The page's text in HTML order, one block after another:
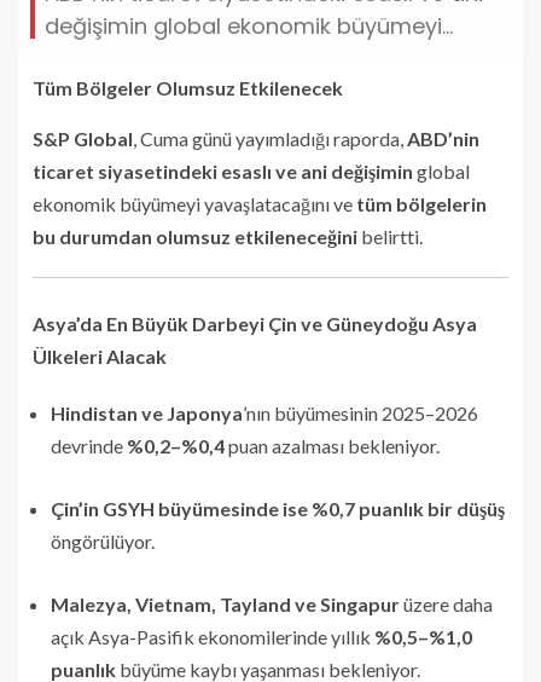
değişimin global ekonomik büyümeyi…
Tüm Bölgeler Olumsuz Etkilenecek
S&P Global, Cuma günü yayımladığı raporda,ABD’nin
ticaret siyasetindeki esaslı ve ani değişimin global
ekonomik büyümeyi yavaşlatacağını ve tüm bölgelerin
bu durumdan olumsuz etkileneceğini belirtti.
Asya’da En Büyük Darbeyi Çin ve Güneydoğu Asya
Ülkeleri Alacak
Hindistan ve Japonya’nın büyümesinin 2025–2026
devrinde %0,2–%0,4puan azalması bekleniyor.
Çin’in GSYH büyümesinde ise %0,7 puanlık bir düşüş
öngörülüyor.
Malezya, Vietnam, Tayland ve Singapurüzere daha
açık Asya-Pasifik ekonomilerinde yıllık %0,5–%1,0
puanlık büyüme kaybı yaşanması bekleniyor.